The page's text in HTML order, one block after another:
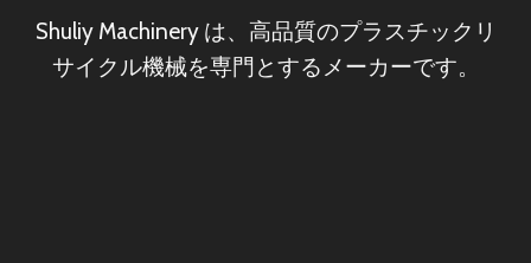
Shuliy Machinery は、高品質のプラスチックリ
サイクル機械を専門とするメーカーです。